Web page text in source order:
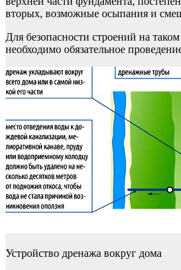
вторых, возможные осыпания и
Для безопасности строений на
необходимо обязательное
Устройство дренажа вокруг дома